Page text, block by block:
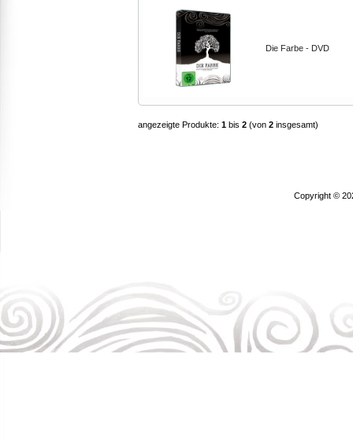
Die Farbe - DVD
angezeigte Produkte: 1 bis 2 (von 2 insgesamt)
Copyright ©